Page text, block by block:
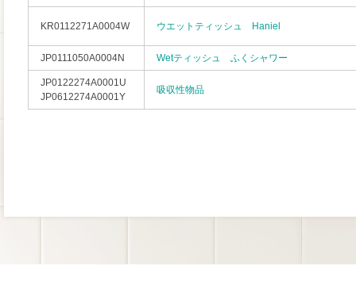
KR0112271A0004W ウエットティッシュ Haniel
JP0111050A0004N Wetティッシュ ふくシャワー
JP0122274A0001U
JP0612274A0001Y
吸収性物品